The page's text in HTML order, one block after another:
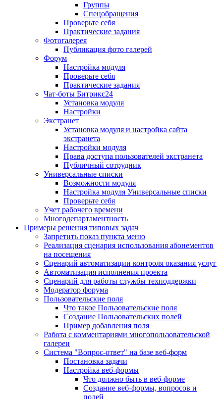
Группы
Спецобращения
Проверьте себя
Практические задания
Фотогалерея
Публикация фото галерей
Форум
Настройка модуля
Проверьте себя
Практические задания
Чат-боты Битрикс24
Установка модуля
Настройки
Экстранет
Установка модуля и настройка сайта
экстранета
Настройки модуля
Права доступа пользователей экстранета
Публичный сотрудник
Универсальные списки
Возможности модуля
Настройка модуля Универсальные списки
Проверьте себя
Учет рабочего времени
Многодепартаментность
Примеры решения типовых задач
Запретить показ пункта меню
Реализация сценария использования абонементов
на посещения
Сценарий автоматизации контроля оказания услуг
Автоматизация исполнения проекта
Сценарий для работы службы техподдержки
Модератор форума
Пользовательские поля
Что такое Пользовательские поля
Создание Пользовательских полей
Пример добавления поля
Работа с комментариями многопользовательской
галереи
Система "Вопрос-ответ" на базе веб-форм
Постановка задачи
Настройка веб-формы
Что должно быть в веб-форме
Создание веб-формы, вопросов и
полей